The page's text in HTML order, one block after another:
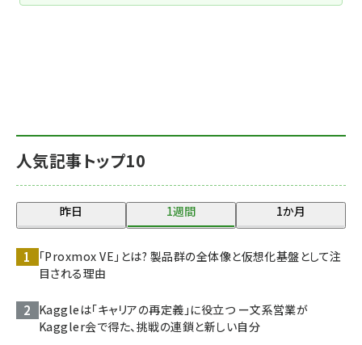
人気記事トップ10
昨日 1週間 1か月
「Proxmox VE」とは? 製品群の全体像と仮想化基盤として注
目される理由
Kaggleは「キャリアの再定義」に役立つ ー文系営業が
Kaggler会で得た、挑戦の連鎖と新しい自分